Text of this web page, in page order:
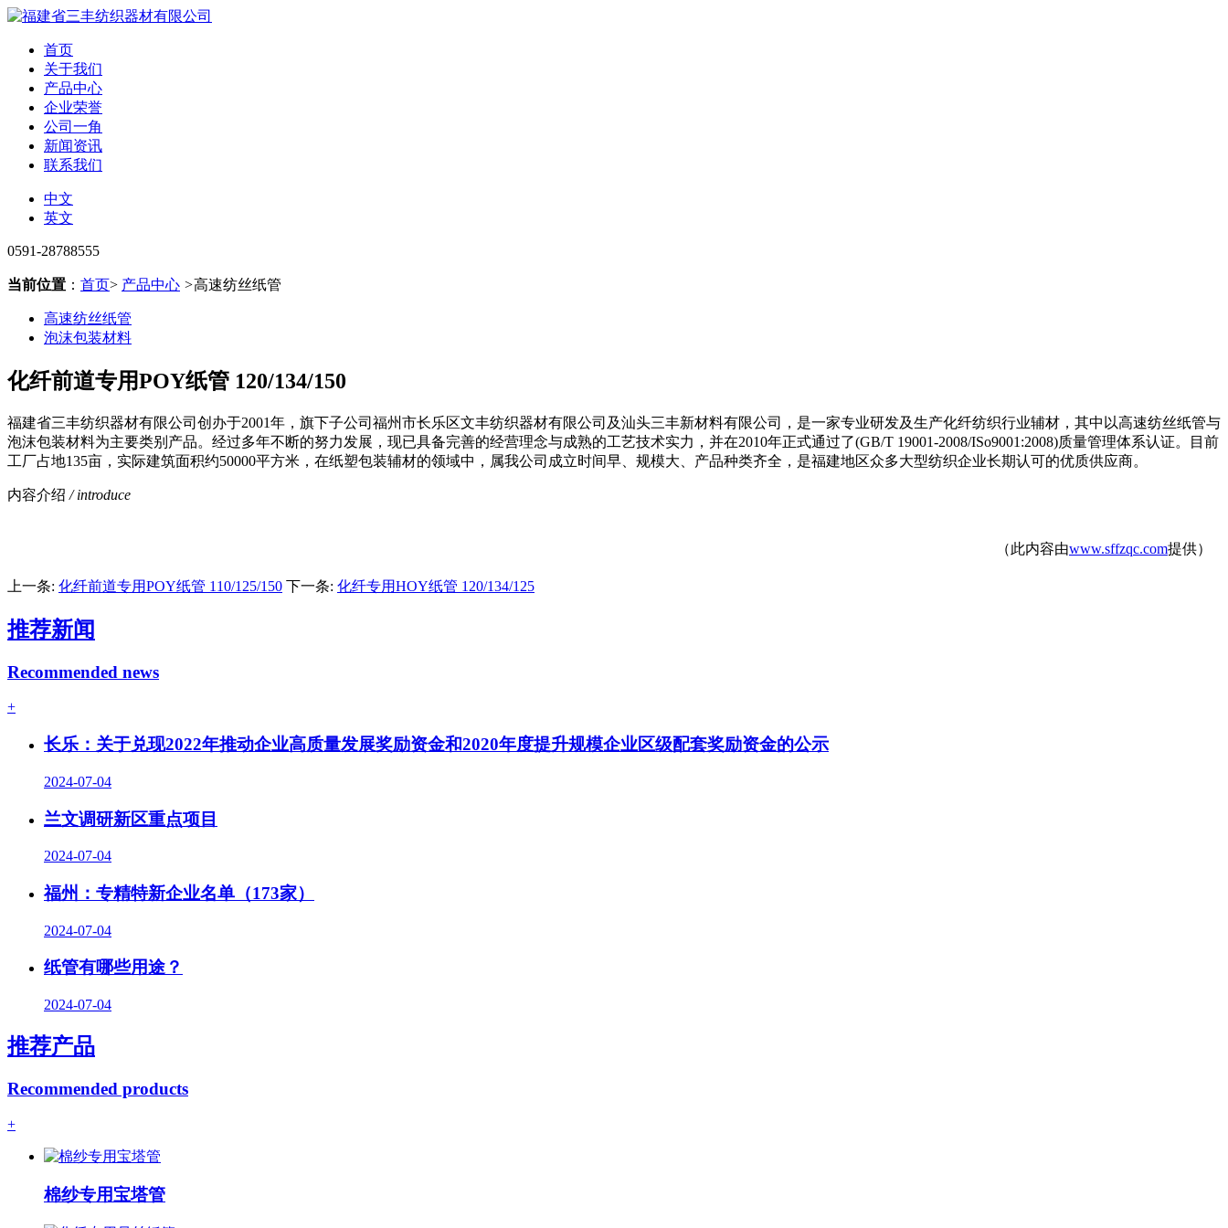
首页
关于我们
产品中心
企业荣誉
公司一角
新闻资讯
联系我们
中文
英文
0591-28788555
当前位置 ： 首页> 产品中心 >高速纺丝纸管
高速纺丝纸管
泡沫包装材料
化纤前道专用POY纸管 120/134/150
福建省三丰纺织器材有限公司创办于2001年，旗下子公司福州市长乐区文丰纺织器材有限公司及汕头三丰新材料有限公司，是一家专业研发及生产化纤纺织行业辅材，其中以高速纺丝纸管与
泡沫包装材料为主要类别产品。经过多年不断的努力发展，现已具备完善的经营理念与成熟的工艺技术实力，并在2010年正式通过了(GB/T 19001-2008/ISo9001:2008)质量管理体系认证。目前
工厂占地135亩，实际建筑面积约50000平方米，在纸塑包装辅材的领域中，属我公司成立时间早、规模大、产品种类齐全，是福建地区众多大型纺织企业长期认可的优质供应商。
内容介绍 / introduce
（此内容由www.sffzqc.com提供）
上一条: 化纤前道专用POY纸管 110/125/150 下一条: 化纤专用HOY纸管 120/134/125
推荐新闻
Recommended news
+
长乐：关于兑现2022年推动企业高质量发展奖励资金和2020年度提升规模企业区级配套奖励资金的公示
2024-07-04
兰文调研新区重点项目
2024-07-04
福州：专精特新企业名单（173家）
2024-07-04
纸管有哪些用途？
2024-07-04
推荐产品
Recommended products
+
棉纱专用宝塔管